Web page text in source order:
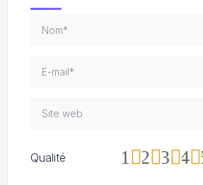
Qualité 4
3
2
1